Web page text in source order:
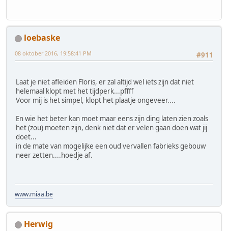
loebaske
#911
08 oktober 2016, 19:58:41 PM
Laat je niet afleiden Floris, er zal altijd wel iets zijn dat niet
helemaal klopt met het tijdperk...pffff
Voor mij is het simpel, klopt het plaatje ongeveer....
En wie het beter kan moet maar eens zijn ding laten zien zoals
het (zou) moeten zijn, denk niet dat er velen gaan doen wat jij
doet...
in de mate van mogelijke een oud vervallen fabrieks gebouw
neer zetten....hoedje af.
www.miaa.be
Herwig